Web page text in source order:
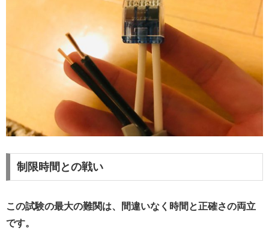
制限時間との戦い
この試験の最大の難関は、間違いなく時間と正確さの両立
です。